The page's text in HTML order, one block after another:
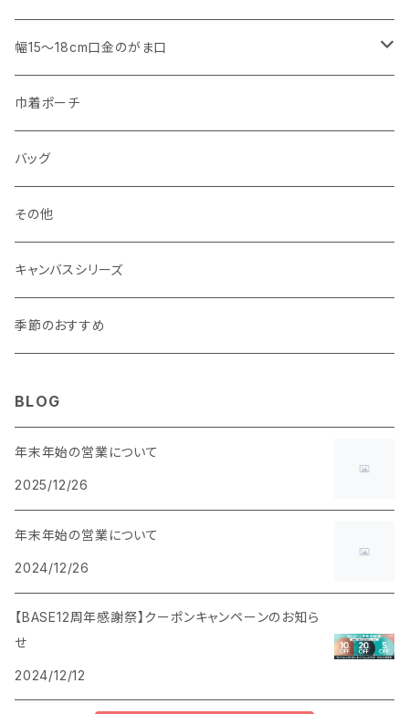
マチあり
マチなし
マチあり
マチなし
マチあり
・ くし形
マチなし
マチあり
・ 親子がま口 角型
マチなし
マチあり
・ 親子がま口 くし形
マチなし
マチあり
・ ポーチタイプ 角型
マチなし
マチあり
・ ポーチタイプ くし形
マチなし
マチあり
幅15～18cm口金のがま口
・ 角型
マチなし
マチあり
・ くし形
マチなし
マチあり
巾着ポーチ
バッグ
その他
キャンバスシリーズ
季節のおすすめ
BLOG
年末年始の営業について
2025/12/26
年末年始の営業について
2024/12/26
【BASE12周年感謝祭】クーポンキャンペーンのお知ら
せ
2024/12/12